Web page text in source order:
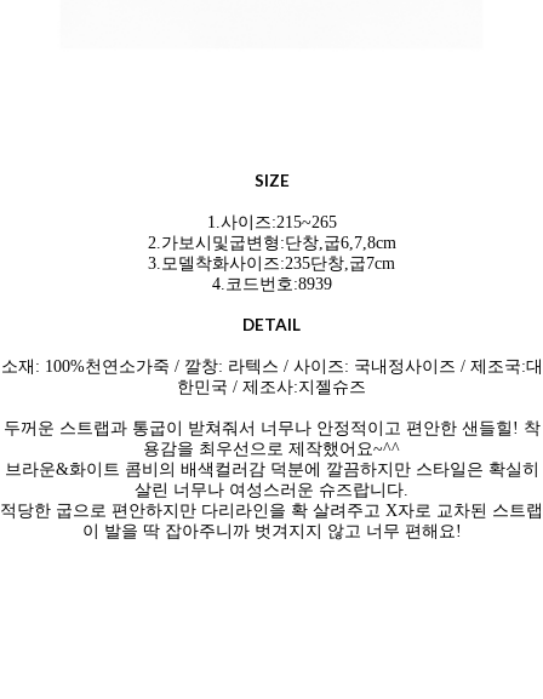
SIZE
1.사이즈:215~265
2.가보시및굽변형:단창,굽6,7,8cm
3.모델착화사이즈:235단창,굽7cm
4.코드번호:8939
DETAIL
소재: 100%천연소가죽 / 깔창: 라텍스 / 사이즈: 국내정사이즈 / 제조국:대
한민국 / 제조사:지젤슈즈
두꺼운 스트랩과 통굽이 받쳐줘서 너무나 안정적이고 편안한 샌들힐! 착
용감을 최우선으로 제작했어요~^^
브라운&화이트 콤비의 배색컬러감 덕분에 깔끔하지만 스타일은 확실히
살린 너무나 여성스러운 슈즈랍니다.
적당한 굽으로 편안하지만 다리라인을 확 살려주고 X자로 교차된 스트랩
이 발을 딱 잡아주니까 벗겨지지 않고 너무 편해요!